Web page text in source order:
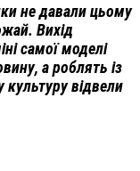
не давали цьому
Вихід
самої моделі
а роблять із
культуру відвели